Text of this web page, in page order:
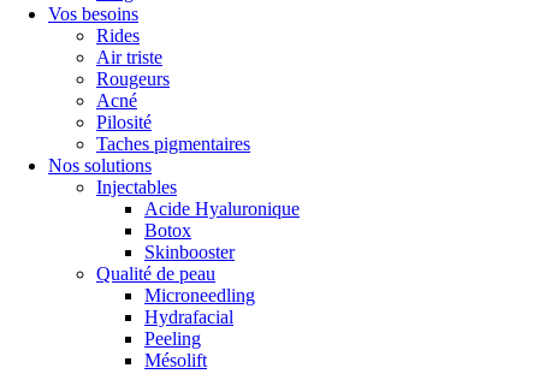
Vos besoins
Rides
Air triste
Rougeurs
Acné
Pilosité
Taches pigmentaires
Nos solutions
Injectables
Acide Hyaluronique
Botox
Skinbooster
Qualité de peau
Microneedling
Hydrafacial
Peeling
Mésolift